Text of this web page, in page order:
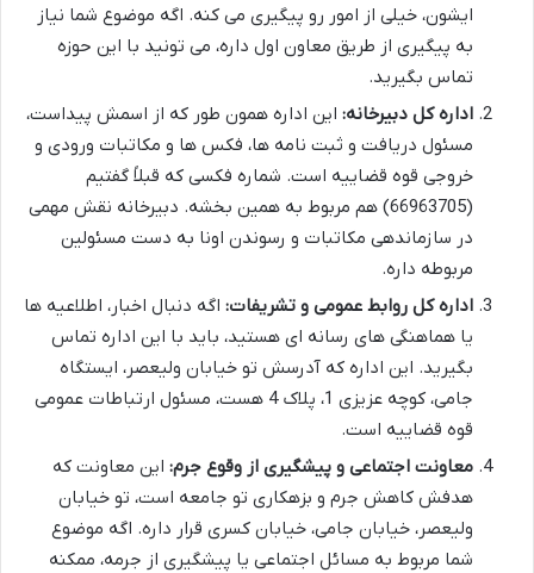
ایشون، خیلی از امور رو پیگیری می کنه. اگه موضوع شما نیاز
به پیگیری از طریق معاون اول داره، می تونید با این حوزه
تماس بگیرید.
اداره کل دبیرخانه: این اداره همون طور که از اسمش پیداست،
مسئول دریافت و ثبت نامه ها، فکس ها و مکاتبات ورودی و
خروجی قوه قضاییه است. شماره فکسی که قبلاً گفتیم
(66963705) هم مربوط به همین بخشه. دبیرخانه نقش مهمی
در سازماندهی مکاتبات و رسوندن اونا به دست مسئولین
مربوطه داره.
اداره کل روابط عمومی و تشریفات: اگه دنبال اخبار، اطلاعیه ها
یا هماهنگی های رسانه ای هستید، باید با این اداره تماس
بگیرید. این اداره که آدرسش تو خیابان ولیعصر، ایستگاه
جامی، کوچه عزیزی 1، پلاک 4 هست، مسئول ارتباطات عمومی
قوه قضاییه است.
معاونت اجتماعی و پیشگیری از وقوع جرم: این معاونت که
هدفش کاهش جرم و بزهکاری تو جامعه است، تو خیابان
ولیعصر، خیابان جامی، خیابان کسری قرار داره. اگه موضوع
شما مربوط به مسائل اجتماعی یا پیشگیری از جرمه، ممکنه